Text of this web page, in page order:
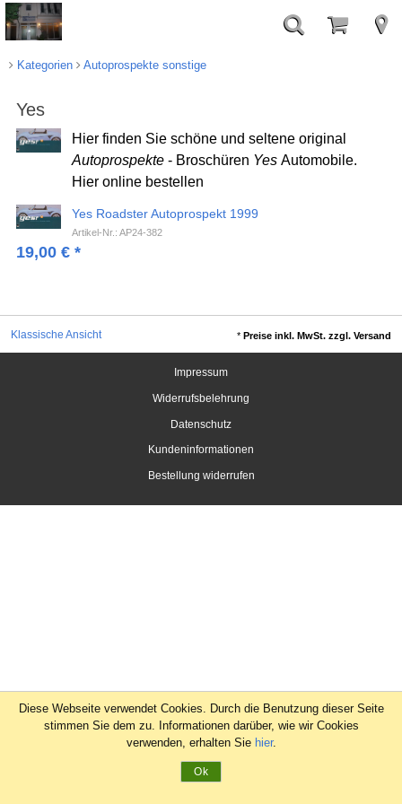
Kategorien Autoprospekte sonstige
Yes
Hier finden Sie schöne und seltene original
Autoprospekte- Broschüren YesAutomobile.
Hier online bestellen
Yes Roadster Autoprospekt 1999
Artikel-Nr.: AP24-382
19,00 €*
Klassische Ansicht *Preise inkl. MwSt. zzgl. Versand
Impressum
Widerrufsbelehrung
Datenschutz
Kundeninformationen
Bestellung widerrufen
Diese Webseite verwendet Cookies. Durch die Benutzung dieser Seite
stimmen Sie dem zu. Informationen darüber, wie wir Cookies
verwenden, erhalten Sie hier.
Ok